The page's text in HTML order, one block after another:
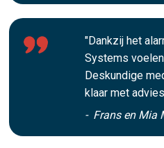
"Dankzij het
Systems
Deskundige
klaar met
- Frans en Mia